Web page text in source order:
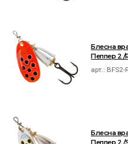
Блесна
Пеппер 2 /
арт.: BFS2-
Блесна
Пеппер 2 /